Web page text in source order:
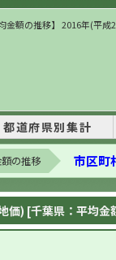
金額の推移】 2016年(平
都道府県別集計
の推移 市区町
価) [千葉県：平均金